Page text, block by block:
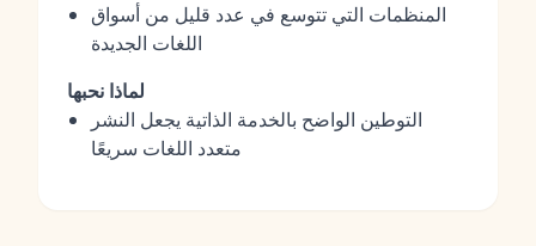
المنظمات التي تتوسع في عدد قليل من أسواق
اللغات الجديدة
لماذا نحبها
التوطين الواضح بالخدمة الذاتية يجعل النشر
متعدد اللغات سريعًا